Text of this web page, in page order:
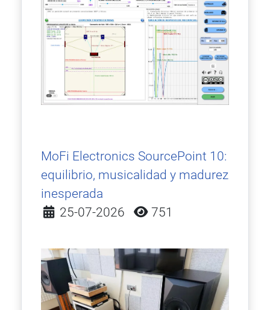
MoFi Electronics SourcePoint 10:
equilibrio, musicalidad y madurez
inesperada
Detalles
25-07-2026 751